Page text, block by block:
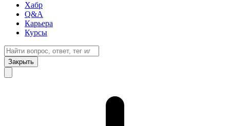
Хабр
Q&A
Карьера
Курсы
Закрыть